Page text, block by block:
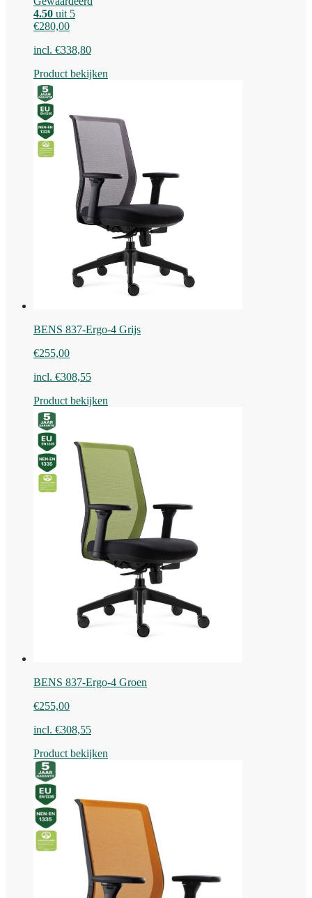
4.50 uit 5
€280,00
incl. €338,80
Product bekijken
BENS 837-Ergo-4 Grijs
€255,00
incl. €308,55
Product bekijken
BENS 837-Ergo-4 Groen
€255,00
incl. €308,55
Product bekijken